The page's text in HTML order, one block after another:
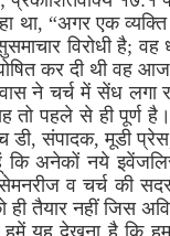
“अगर एक व्यक्ति
विरोधी है;
कर दी थी वह
ने चर्च में सेंध
पहले से ही पूर्ण
डी, संपादक, मूडी
अनेकों नये
व चर्च की
तैयार नहीं जिस
हमें यह देखना है कि